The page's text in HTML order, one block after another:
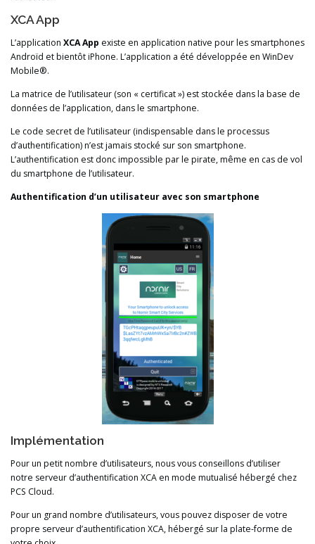
XCA App
L’application XCA App existe en application native pour les smartphones
Androïd et bientôt iPhone. L’application a été développée en WinDev
Mobile®.
La matrice de l’utilisateur (son « certificat ») est stockée dans la base de
données de l’application, dans le smartphone.
Le code secret de l’utilisateur (indispensable dans le processus
d’authentification) n’est jamais stocké sur son smartphone.
L’authentification est donc impossible par le pirate, même en cas de vol
du smartphone de l’utilisateur.
Authentification d’un utilisateur avec son smartphone
Implémentation
Pour un petit nombre d’utilisateurs, nous vous conseillons d’utiliser
notre serveur d’authentification XCA en mode mutualisé hébergé chez
PCS Cloud.
Pour un grand nombre d’utilisateurs, vous pouvez disposer de votre
propre serveur d’authentification XCA, hébergé sur la plate-forme de